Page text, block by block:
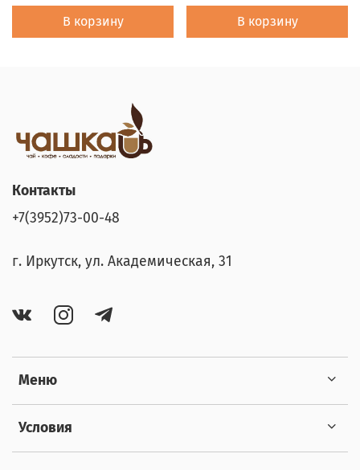
В корзину В корзину
Меню
Условия
Контакты
+7(3952)73-00-48
г. Иркутск, ул. Академическая, 31